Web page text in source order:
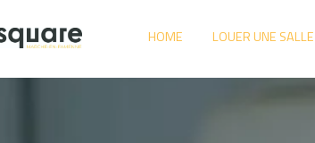
HOME LOUER UNE SALLE